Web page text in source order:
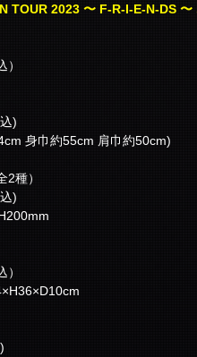
TOUR 2023 〜 F-R-I-E-N-DS 〜
)
身巾約55cm 肩巾約50cm)
種）
)